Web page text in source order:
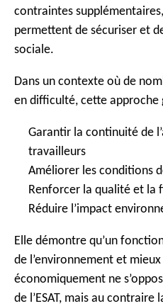
contraintes
permettent de sécuriser et
sociale.
Dans un contexte où de
en difficulté, cette approche
Garantir la continuité de
travailleurs
Améliorer les conditions
Renforcer la qualité et la
Réduire l’impact
Elle démontre qu’un
de l’environnement et
économiquement ne
de l’ESAT, mais au